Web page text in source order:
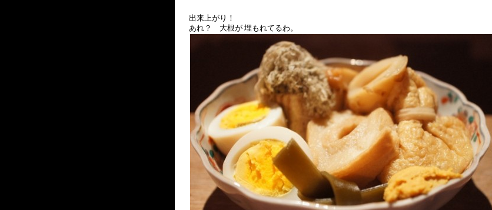
出来上がり！
あれ？ 大根が 埋もれてるわ。